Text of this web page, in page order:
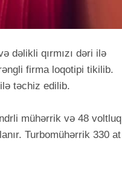
dəlikli qırmızı dəri ilə
rəngli firma loqotipi tikilib.
təchiz edilib.
mühərrik və 48 voltluq
Turbomühərrik 330 at